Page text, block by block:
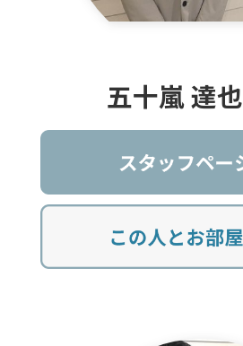
五十嵐 達也